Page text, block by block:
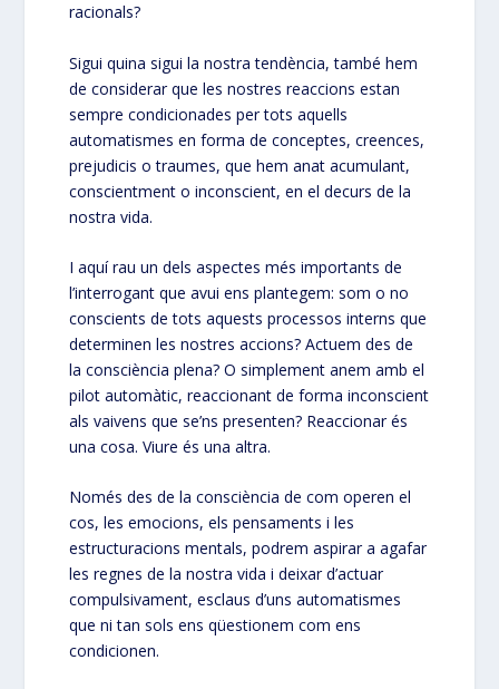
racionals?
Sigui quina sigui la nostra tendència, també hem
de considerar que les nostres reaccions estan
sempre condicionades per tots aquells
automatismes en forma de conceptes, creences,
prejudicis o traumes, que hem anat acumulant,
conscientment o inconscient, en el decurs de la
nostra vida.
I aquí rau un dels aspectes més importants de
l’interrogant que avui ens plantegem: som o no
conscients de tots aquests processos interns que
determinen les nostres accions? Actuem des de
la consciència plena? O simplement anem amb el
pilot automàtic, reaccionant de forma inconscient
als vaivens que se’ns presenten? Reaccionar és
una cosa. Viure és una altra.
Només des de la consciència de com operen el
cos, les emocions, els pensaments i les
estructuracions mentals, podrem aspirar a agafar
les regnes de la nostra vida i deixar d’actuar
compulsivament, esclaus d’uns automatismes
que ni tan sols ens qüestionem com ens
condicionen.